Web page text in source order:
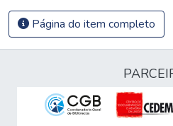
Página do item completo